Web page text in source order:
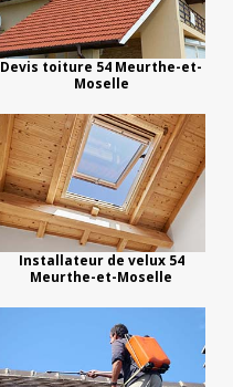
Devis toiture 54 Meurthe-et-
Moselle
Installateur de velux 54
Meurthe-et-Moselle